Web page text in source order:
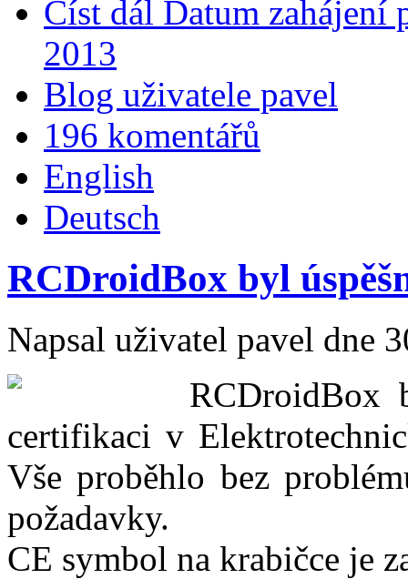
Číst dál Datum zahájení
2013
Blog uživatele pavel
196 komentářů
English
Deutsch
RCDroidBox byl
Napsal uživatel pavel dne
RCDroidBox
certifikaci v
Vše proběhlo bez
požadavky.
CE symbol na krabičce je